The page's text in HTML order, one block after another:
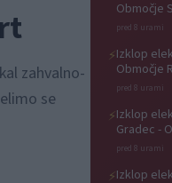
zahvalno-
se
Območje
pred 8 urami
⚡Izklop
Območje
pred 8 urami
⚡Izklop
Gradec -
pred 8 urami
⚡Izklop